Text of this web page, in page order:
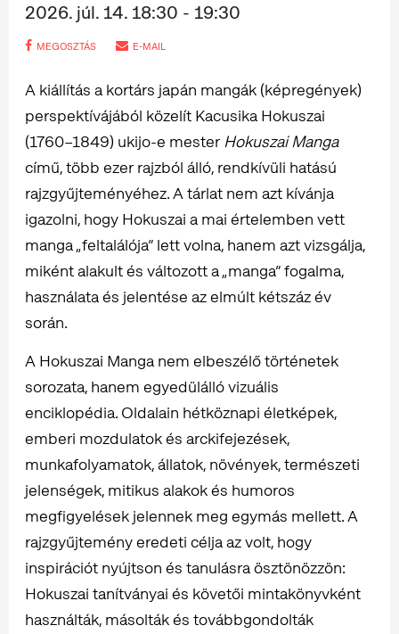
2026. júl. 14. 18:30 - 19:30
MEGOSZTÁS E-MAIL
A kiállítás a kortárs japán mangák (képregények)
perspektívájából közelít Kacusika Hokuszai
(1760–1849) ukijo-e mester Hokuszai Manga
című, több ezer rajzból álló, rendkívüli hatású
rajzgyűjteményéhez. A tárlat nem azt kívánja
igazolni, hogy Hokuszai a mai értelemben vett
manga „feltalálója” lett volna, hanem azt vizsgálja,
miként alakult és változott a „manga” fogalma,
használata és jelentése az elmúlt kétszáz év
során.
A Hokuszai Manga nem elbeszélő történetek
sorozata, hanem egyedülálló vizuális
enciklopédia. Oldalain hétköznapi életképek,
emberi mozdulatok és arckifejezések,
munkafolyamatok, állatok, növények, természeti
jelenségek, mitikus alakok és humoros
megfigyelések jelennek meg egymás mellett. A
rajzgyűjtemény eredeti célja az volt, hogy
inspirációt nyújtson és tanulásra ösztönözzön:
Hokuszai tanítványai és követői mintakönyvként
használták, másolták és továbbgondolták